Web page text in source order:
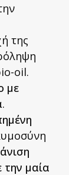
της
oil.
με
.
την μαία